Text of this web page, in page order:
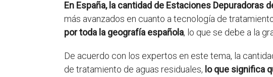
En España, la cantidad de Estaciones Depuradoras
más avanzados en cuanto a tecnología de
por toda la geografía española, lo que se debe a la
De acuerdo con los expertos en este tema, la
de tratamiento de aguas residuales, lo que significa